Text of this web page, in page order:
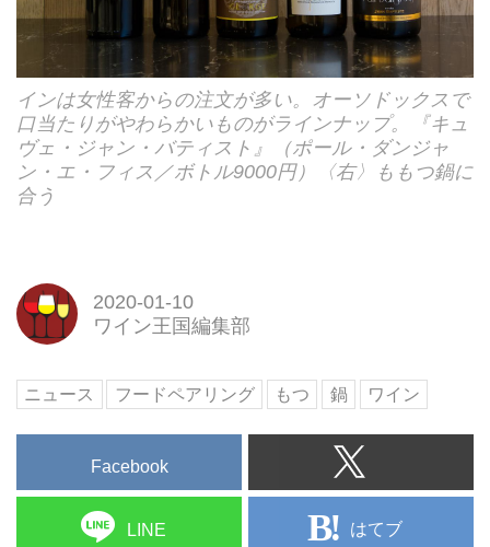
インは女性客からの注文が多い。オーソドックスで
口当たりがやわらかいものがラインナップ。『キュ
ヴェ・ジャン・バティスト』（ポール・ダンジャ
ン・エ・フィス／ボトル9000円）〈右〉ももつ鍋に
合う
2020-01-10
ワイン王国編集部
ニュース フードペアリング もつ 鍋 ワイン
Facebook
LINE はてブ